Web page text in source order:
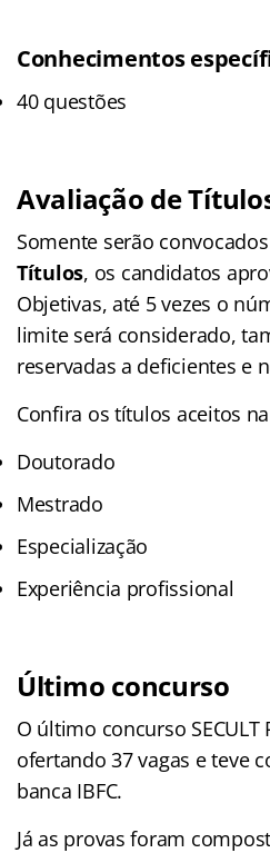
Conhecimentos
40 questões
Avaliação de
Somente serão
Títulos, os candidatos
Objetivas, até 5 vezes o
limite será considerado,
reservadas a deficientes e
Confira os títulos aceitos
Doutorado
Mestrado
Especialização
Experiência profissional
Último concurso
O último concurso SECULT
ofertando 37 vagas e teve
banca IBFC.
Já as provas foram